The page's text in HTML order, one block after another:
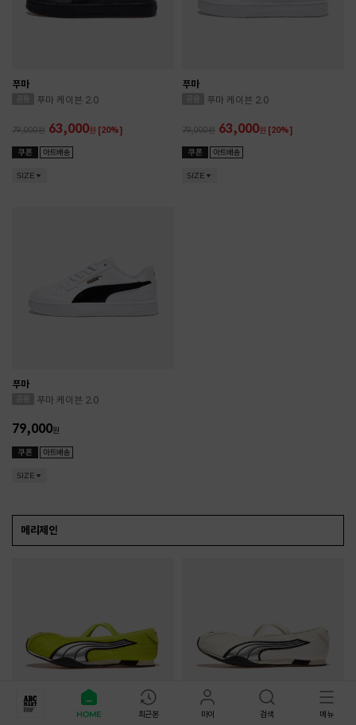
푸마
푸마 케이븐 2.0
79,000 63,000원 [20%]
SIZE
푸마
푸마 케이븐 2.0
79,000 63,000원 [20%]
SIZE
푸마
푸마 케이븐 2.0
79,000원
SIZE
메리제인
HOME 최근본 마이 검색 메뉴